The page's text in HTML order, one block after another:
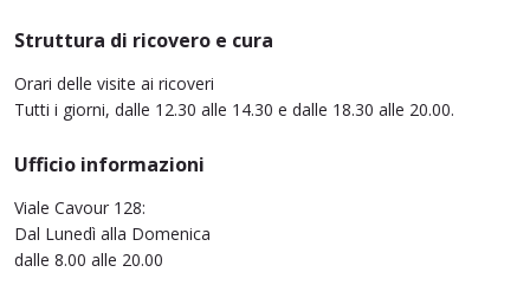
Struttura di ricovero e cura
Orari delle visite ai ricoveri
Tutti i giorni, dalle 12.30 alle 14.30 e dalle 18.30 alle 20.00.
Ufficio informazioni
Viale Cavour 128:
Dal Lunedì alla Domenica
dalle 8.00 alle 20.00